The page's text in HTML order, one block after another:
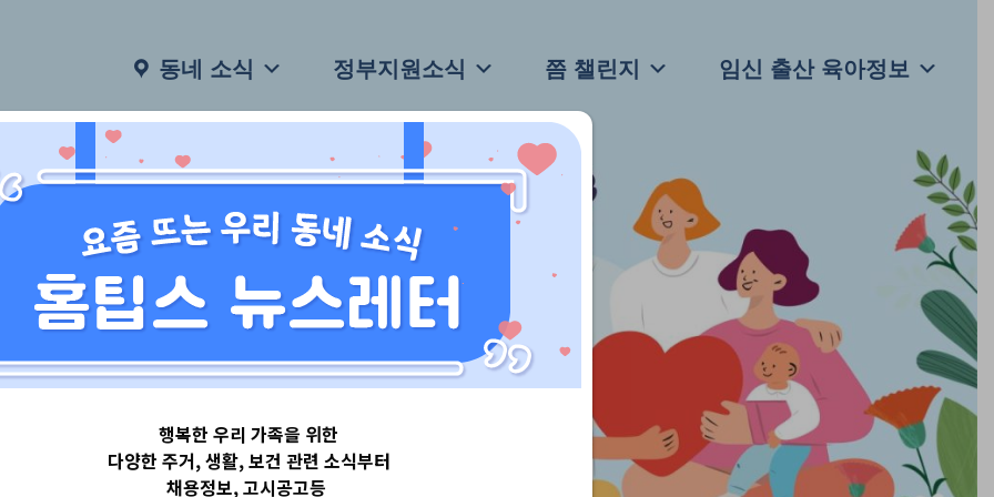
동네 소식 정부지원소식 쯤 챌린지 임신 출산 육아정보
행복한 우리 가족을 위한
다양한 주거, 생활, 보건 관련 소식부터
채용정보, 고시공고등